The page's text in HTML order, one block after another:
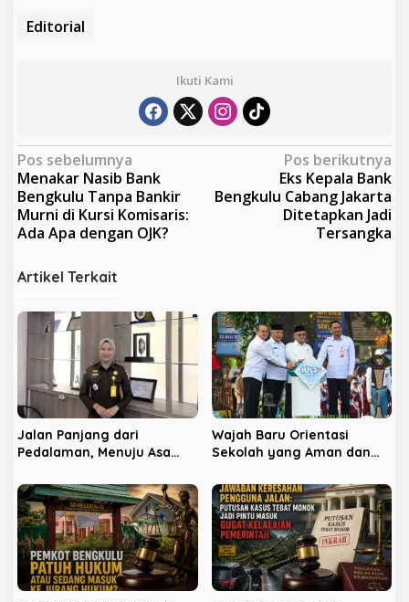
Editorial
Ikuti Kami
N
a
v
i
g
a
s
p
o
s
Pos sebelumnya
Menakar Nasib Bank
Bengkulu Tanpa Bankir
Murni di Kursi Komisaris:
Ada Apa dengan OJK?
Pos berikutnya
Eks Kepala Bank
Bengkulu Cabang Jakarta
Ditetapkan Jadi
Tersangka
Artikel Terkait
Jalan Panjang dari
Pedalaman, Menuju Asa
Wajah Baru Orientasi
Sekolah yang Aman dan